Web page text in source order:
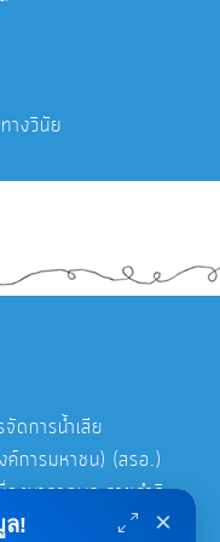
างวินัย
ดการน้ำเสีย
ค์การมหาชน) (สรอ.)
งมาจากพระราชดำริ
ล! ×